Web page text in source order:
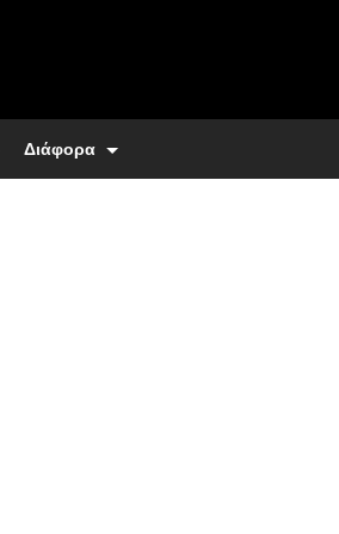
Διάφορα